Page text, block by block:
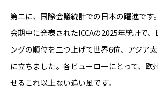
第二に、国際会議統計での日本の躍進です
会期中に発表されたICCAの2025年統計で
ングの順位を二つ上げて世界6位、アジア
に立ちました。各ビューローにとって、欧
せるこれ以上ない追い風です。